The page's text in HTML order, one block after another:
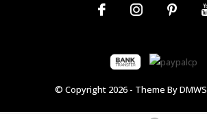
© Copyright 2026- Theme ByDMWS